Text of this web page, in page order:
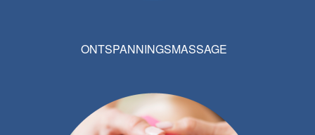
ONTSPANNINGSMASSAGE